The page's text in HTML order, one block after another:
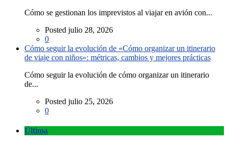
Cómo se gestionan los imprevistos al viajar en avión con...
Posted julio 28, 2026
0
Cómo seguir la evolución de «Cómo organizar un itinerario
de viaje con niños»: métricas, cambios y mejores prácticas
Cómo seguir la evolución de cómo organizar un itinerario
de...
Posted julio 25, 2026
0
Última